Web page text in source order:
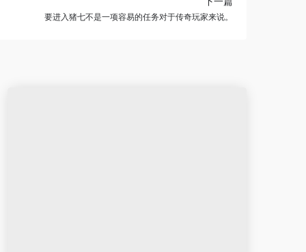
要进入猪七不是一项容易的任务对于传奇玩家来说。